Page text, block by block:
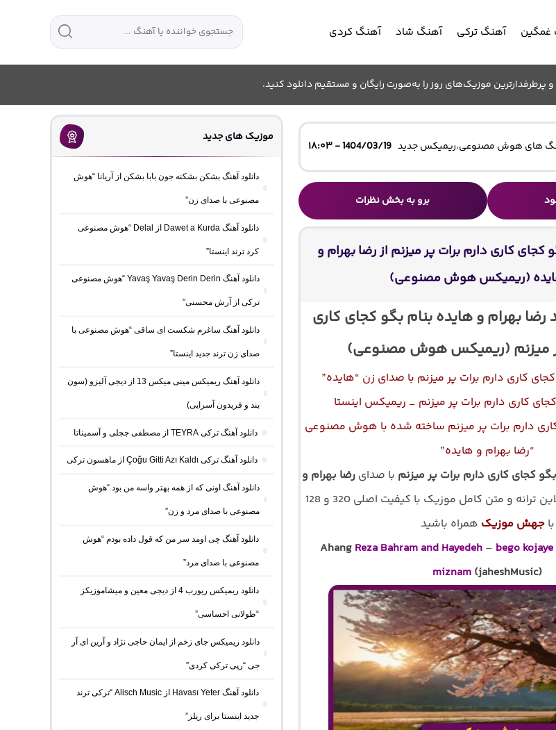
غمگین آهنگ ترکی آهنگ شاد آهنگ کردی
موزیک‌های روز را به‌صورت رایگان و مستقیم دانلود کنید.
های هوش مصنوعی،ریمیکس جدید 1404/03/19 - ۱۸:۰۳
برو به بخش نظرات
کجای کاری دارم برات پر میزنم از رضا بهرام و
(ریمیکس هوش مصنوعی)
بهرام و هایده بنام بگو کجای کاری
میزنم (ریمیکس هوش مصنوعی)
کاری دارم برات پر میزنم با صدای زن “هایده”
کاری دارم برات پر میزنم _ ریمیکس اینستا
دارم برات پر میزنم ساخته شده با هوش مصنوعی
“رضا بهرام و هایده”
بگو کجای کاری دارم برات پر میزنم با صدایرضا بهرام و
به همراه پخش آنلاین ترانه و متن کامل موزیک با کیفیت اصلی 320 و 128
باجهش موزیک همراه باشید
Ahang Reza Bahram and Hayedeh – bego
miznam (jaheshMusic)
موزیک های جدید
دانلود آهنگ بشکن بشکنه جون بابا بشکن از آریانا “هوش
مصنوعی با صدای زن”
دانلود آهنگ Dawet a Kurda از Delal “هوش مصنوعی
کرد ترند اینستا”
دانلود آهنگ Yavaş Yavaş Derin Derin “هوش مصنوعی
ترکی از آرش محسنی”
دانلود آهنگ ساغرم شکست ای ساقی “هوش مصنوعی با
صدای زن ترند جدید اینستا”
دانلود آهنگ ریمیکس مینی میکس 13 از دیجی آلیزو (سون
بند و فریدون آسرایی)
دانلود آهنگ ترکی TEYRA از مصطفی ججلی و آسمیناتا
دانلود آهنگ ترکی Çoğu Gitti Azı Kaldı از ماهسون ترکی
دانلود آهنگ اونی که از همه بهتر واسه من بود “هوش
مصنوعی با صدای مرد و زن”
دانلود آهنگ چی اومد سر من که قول داده بودم “هوش
مصنوعی با صدای مرد”
دانلود ریمیکس ریورب 4 از دیجی معین و میشاموزیکز
“طولانی احساسی”
دانلود ریمیکس جای زخم از ایمان حاجی نژاد و آرین ای آر
جی “رپی ترکی کردی”
دانلود آهنگ Havası Yeter از Alisch Music “ترکی ترند
جدید اینستا برای ریلز”